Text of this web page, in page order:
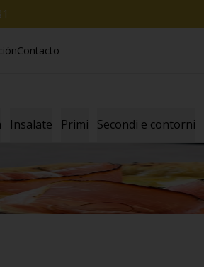
Contacto
Insalate Primi Secondi e contorni